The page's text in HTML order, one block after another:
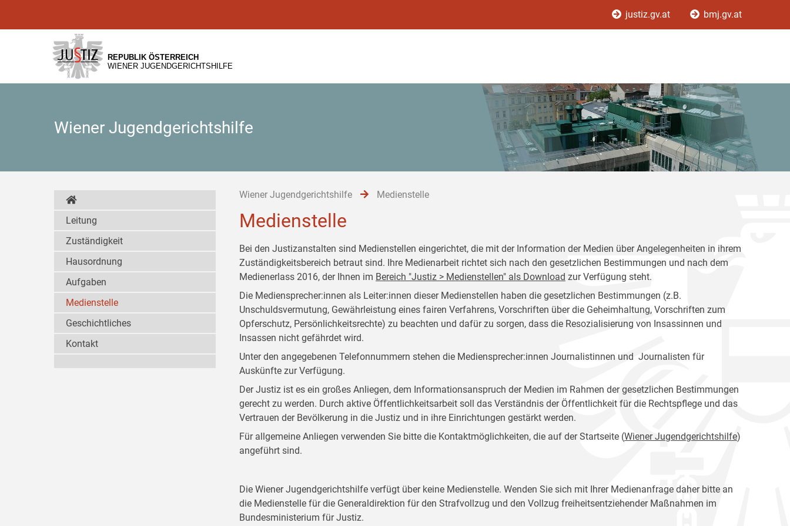
[1]
[2]
[3]
justiz.gv.at bmj.gv.at
REPUBLIK ÖSTERREICH
WIENER JUGENDGERICHTSHILFE
Wiener Jugendgerichtshilfe
Wiener Jugendgerichtshilfe Medienstelle
Medienstelle
Bei den Justizanstalten sind Medienstellen eingerichtet, die mit der Information der Medien über Angelegenheiten in ihrem
Zuständigkeitsbereich betraut sind. Ihre Medienarbeit richtet sich nach den gesetzlichen Bestimmungen und nach dem
Medienerlass 2016, der Ihnen im Bereich "Justiz > Medienstellen" als Download zur Verfügung steht.
Die Mediensprecher:innen als Leiter:innen dieser Medienstellen haben die gesetzlichen Bestimmungen (z.B.
Unschuldsvermutung, Gewährleistung eines fairen Verfahrens, Vorschriften über die Geheimhaltung, Vorschriften zum
Opferschutz, Persönlichkeitsrechte) zu beachten und dafür zu sorgen, dass die Resozialisierung von Insassinnen und
Insassen nicht gefährdet wird.
Unter den angegebenen Telefonnummern stehen die Mediensprecher:innen Journalistinnen und Journalisten für
Auskünfte zur Verfügung.
Der Justiz ist es ein großes Anliegen, dem Informationsanspruch der Medien im Rahmen der gesetzlichen Bestimmungen
gerecht zu werden. Durch aktive Öffentlichkeitsarbeit soll das Verständnis der Öffentlichkeit für die Rechtspflege und das
Vertrauen der Bevölkerung in die Justiz und in ihre Einrichtungen gestärkt werden.
Für allgemeine Anliegen verwenden Sie bitte die Kontaktmöglichkeiten, die auf der Startseite (Wiener Jugendgerichtshilfe)
angeführt sind.
Die Wiener Jugendgerichtshilfe verfügt über keine Medienstelle. Wenden Sie sich mit Ihrer Medienanfrage daher bitte an
die Medienstelle für die Generaldirektion für den Strafvollzug und den Vollzug freiheitsentziehender Maßnahmen im
Bundesministerium für Justiz.
Leitung
Zuständigkeit
Hausordnung
Aufgaben
Medienstelle
Geschichtliches
Kontakt